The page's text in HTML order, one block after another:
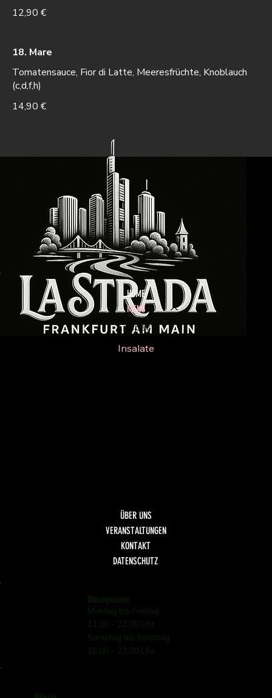
12,90 €
18. Mare
Tomatensauce, Fior di Latte, Meeresfrüchte, Knoblauch
(c,d,f,h)
14,90 €
HOME
MENU
Antipasti
Insalate
ÜBER UNS
VERANSTALTUNGEN
KONTAKT
DATENSCHUTZ
Öffnungszeiten
Montag bis Freitag
11:30 - 22:00 Uhr
Samstag bis Sonntag
16:00 - 22:00 Uhr